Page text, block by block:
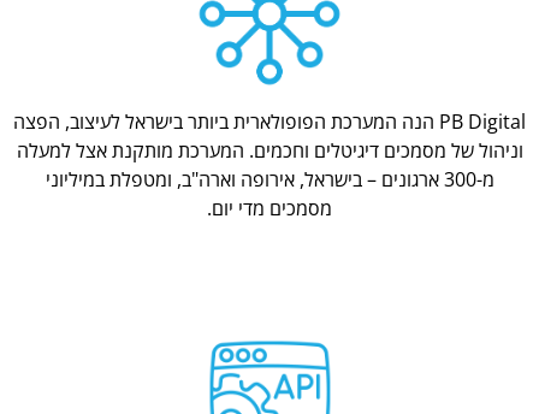
PB Digital הנה המערכת הפופולארית ביותר בישראל לעיצוב, הפצה
וניהול של מסמכים דיגיטלים וחכמים. המערכת מותקנת אצל למעלה
מ-300 ארגונים – בישראל, אירופה וארה"ב, ומטפלת במיליוני
מסמכים מדי יום.